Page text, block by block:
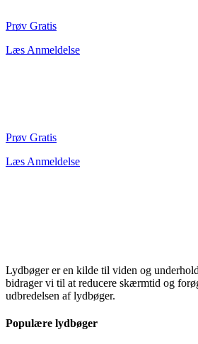
Prøv Gratis
Læs Anmeldelse
Prøv Gratis
Læs Anmeldelse
Lydbøger er en kilde til viden og
bidrager vi til at reducere skærmtid og
udbredelsen af lydbøger.
Populære lydbøger